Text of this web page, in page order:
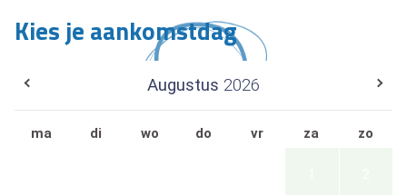
Kies je aankomstdag
Augustus 2026
ma di wo do vr za zo